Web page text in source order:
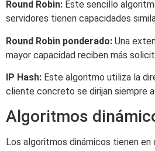
Round Robin: Este sencillo
servidores tienen capacidades
Round Robin ponderado: Una
mayor capacidad reciben más
IP Hash: Este algoritmo utiliza la
cliente concreto se dirijan siempre
Algoritmos
Los algoritmos dinámicos tienen